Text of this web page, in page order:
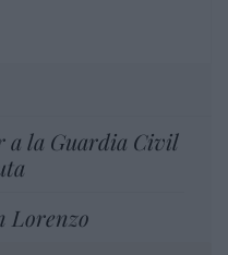
a la Guardia Civil
Lorenzo